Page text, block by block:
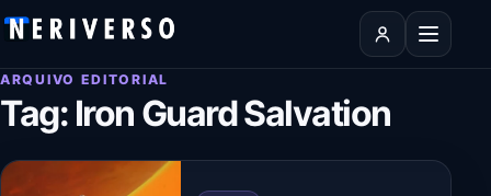
Pular para o conteúdo
Abrir
ARQUIVO EDITORIAL
Tag: Iron Guard Salvation